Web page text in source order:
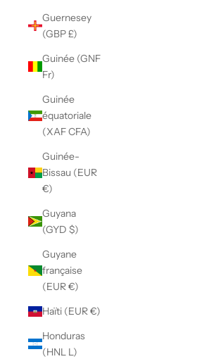
Guernesey
(GBP £)
Guinée (GNF
Fr)
Guinée
équatoriale
(XAF CFA)
Guinée-
Bissau (EUR
€)
Guyana
(GYD $)
Guyane
française
(EUR €)
Haïti (EUR €)
Honduras
(HNL L)